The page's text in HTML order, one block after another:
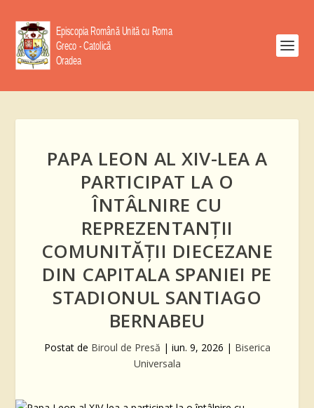
PAPA LEON AL XIV-LEA A
PARTICIPAT LA O
ÎNTÂLNIRE CU
REPREZENTANȚII
COMUNITĂȚII DIECEZANE
DIN CAPITALA SPANIEI PE
STADIONUL SANTIAGO
BERNABEU
Postat de Biroul de Presă | iun. 9, 2026 | Biserica
Universala